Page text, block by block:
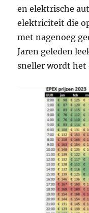
en elektrische
elektriciteit die
met nagenoeg
Jaren geleden
sneller wordt